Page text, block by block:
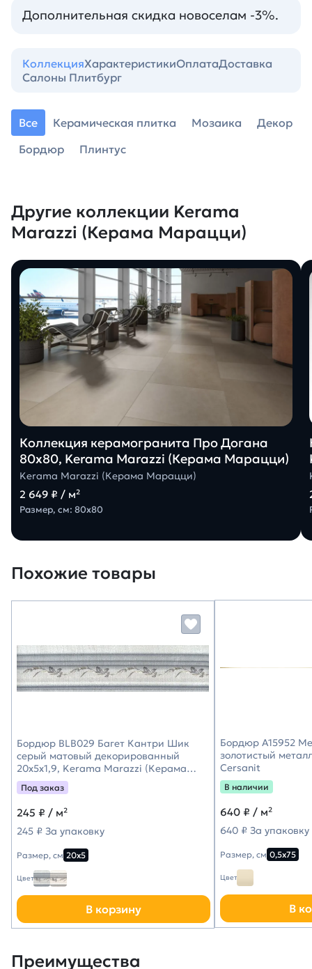
Дополнительная скидка новоселам -3%.
КоллекцияХарактеристикиОплатаДоставка
Салоны Плитбург
Все Керамическая плитка Мозаика
Декор
Бордюр
Плинтус
Другие коллекции Kerama
Marazzi (Керама Марацци)
Коллекция керамогранита Про Догана
80х80, Kerama Marazzi (Керама Марацци)
Kerama Marazzi (Керама Марацци)
2 649 ₽ / м²
Размер, см: 80х80
Похожие товары
Бордюр BLB029 Багет Кантри Шик
серый матовый декорированный
20x5x1,9, Kerama Marazzi (Керама
Марацци)
Под заказ
245 ₽ / м²
245 ₽ За упаковку
Размер, см 20х5
Цвет
В корзину
Бордюр A15952
золотистый
Cersanit
В наличии
640 ₽ / м²
640 ₽ За упаковку
Размер, см 0,5х75
Цвет
В
Преимущества